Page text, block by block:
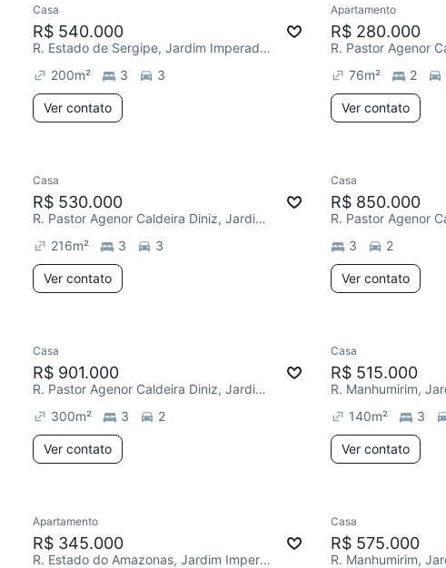
Casa
R$ 540.000
R. Estado de Sergipe, Jardim Imperador (Zona Leste)
200m² 3 3
Ver contato
Apartamento
R$ 280.000
76m² 2
Ver contato
Casa
R$ 530.000
R. Pastor Agenor Caldeira Diniz, Jardim Imperador (Zona Leste)
216m² 3 3
Ver contato
Casa
R$ 850.000
3
2
Ver contato
Casa
R$ 901.000
R. Pastor Agenor Caldeira Diniz, Jardim Imperador (Zona Leste)
300m² 3 2
Ver contato
Casa
R$ 515.000
140m² 3
Ver contato
Apartamento
R$ 345.000
R. Estado do Amazonas, Jardim Imperador (Zona Leste)
Casa
R$ 575.000